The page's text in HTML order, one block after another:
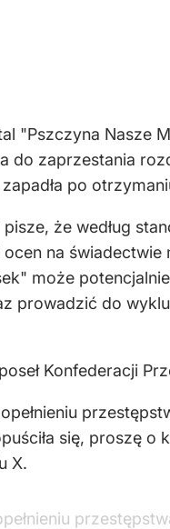
"Pszczyna Nasze
do zaprzestania
po
że według
na
może
prowadzić do
Konfederacji
się, proszę o
X.